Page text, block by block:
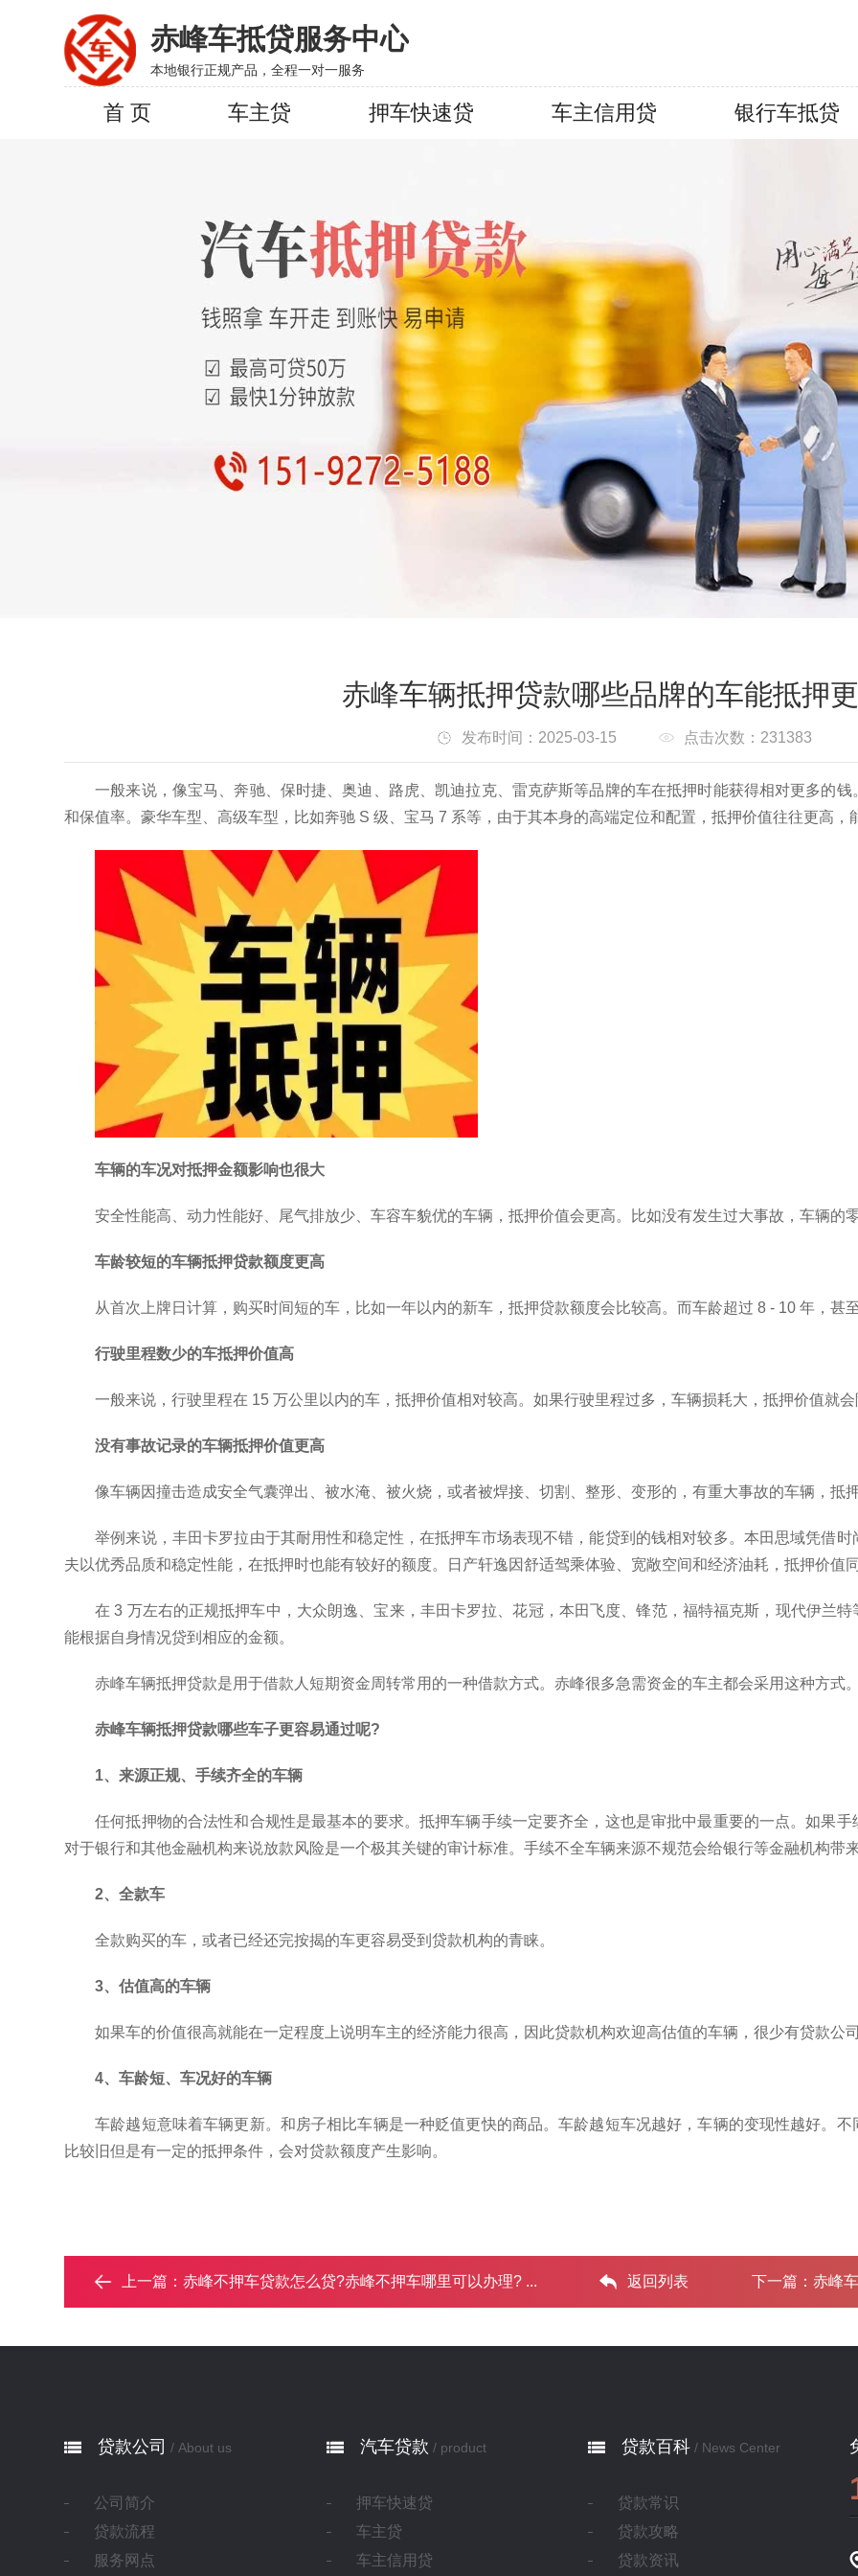
赤峰车抵贷服务中心
本地银行正规产品，全程一对一服务
首 页 车主贷 押车快速贷 车主信用贷 银行车抵贷
赤峰车辆抵押贷款哪些品牌的车能抵押
发布时间：2025-03-15 点击次数：231383
一般来说，像宝马、奔驰、保时捷、奥迪、路虎、凯迪拉克、雷克萨斯等品牌的车在抵押时能获得相对更多的
和保值率。豪华车型、高级车型，比如奔驰 S 级、宝马 7 系等，由于其本身的高端定位和配置，抵押价值往往更高，
车辆的车况对抵押金额影响也很大
安全性能高、动力性能好、尾气排放少、车容车貌优的车辆，抵押价值会更高。比如没有发生过大事故，车辆的
车龄较短的车辆抵押贷款额度更高
从首次上牌日计算，购买时间短的车，比如一年以内的新车，抵押贷款额度会比较高。而车龄超过 8 - 10 年，甚
行驶里程数少的车抵押价值高
一般来说，行驶里程在 15 万公里以内的车，抵押价值相对较高。如果行驶里程过多，车辆损耗大，抵押价值就会
没有事故记录的车辆抵押价值更高
像车辆因撞击造成安全气囊弹出、被水淹、被火烧，或者被焊接、切割、整形、变形的，有重大事故的车辆，抵
举例来说，丰田卡罗拉由于其耐用性和稳定性，在抵押车市场表现不错，能贷到的钱相对较多。本田思域凭借
夫以优秀品质和稳定性能，在抵押时也能有较好的额度。日产轩逸因舒适驾乘体验、宽敞空间和经济油耗，抵押价值同
在 3 万左右的正规抵押车中，大众朗逸、宝来，丰田卡罗拉、花冠，本田飞度、锋范，福特福克斯，现代伊兰
能根据自身情况贷到相应的金额。
赤峰车辆抵押贷款是用于借款人短期资金周转常用的一种借款方式。赤峰很多急需资金的车主都会采用这种方式。
赤峰车辆抵押贷款哪些车子更容易通过呢?
1、来源正规、手续齐全的车辆
任何抵押物的合法性和合规性是最基本的要求。抵押车辆手续一定要齐全，这也是审批中最重要的一点。如果手
对于银行和其他金融机构来说放款风险是一个极其关键的审计标准。手续不全车辆来源不规范会给银行等金融机构带来
2、全款车
全款购买的车，或者已经还完按揭的车更容易受到贷款机构的青睐。
3、估值高的车辆
如果车的价值很高就能在一定程度上说明车主的经济能力很高，因此贷款机构欢迎高估值的车辆，很少有贷款公
4、车龄短、车况好的车辆
车龄越短意味着车辆更新。和房子相比车辆是一种贬值更快的商品。车龄越短车况越好，车辆的变现性越好。
比较旧但是有一定的抵押条件，会对贷款额度产生影响。
上一篇：赤峰不押车贷款怎么贷?赤峰不押车哪里可以办理? ...‌ 返回列表 下一篇： 赤峰
贷款公司 / About us
公司简介
贷款流程
服务网点
汽车贷款 / product
押车快速贷
车主贷
车主信用贷
贷款百科/ News Center
贷款常识
贷款攻略
贷款资讯